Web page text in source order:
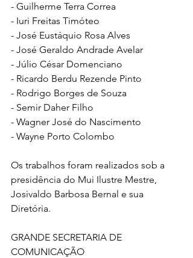
- Guilherme Terra Correa
- Iuri Freitas Timóteo
- José Eustáquio Rosa Alves
- José Geraldo Andrade Avelar
- Júlio César Domenciano
- Ricardo Berdu Rezende Pinto
- Rodrigo Borges de Souza
- Semir Daher Filho
- Wagner José do Nascimento
- Wayne Porto Colombo
Os trabalhos foram realizados sob a
presidência do Mui Ilustre Mestre,
Josivaldo Barbosa Bernal e sua
Diretória.
GRANDE SECRETARIA DE
COMUNICAÇÃO